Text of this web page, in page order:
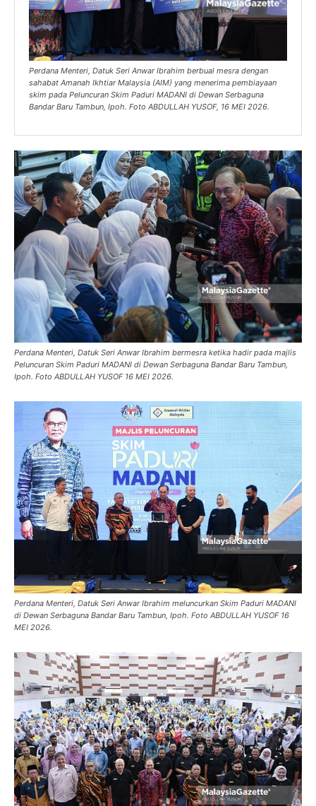
Perdana Menteri, Datuk Seri Anwar Ibrahim berbual mesra dengan
sahabat Amanah Ikhtiar Malaysia (AIM) yang menerima pembiayaan
skim pada Peluncuran Skim Paduri MADANI di Dewan Serbaguna
Bandar Baru Tambun, Ipoh. Foto ABDULLAH YUSOF, 16 MEI 2026.
Perdana Menteri, Datuk Seri Anwar Ibrahim bermesra ketika hadir pada majlis
Peluncuran Skim Paduri MADANI di Dewan Serbaguna Bandar Baru Tambun,
Ipoh. Foto ABDULLAH YUSOF 16 MEI 2026.
Perdana Menteri, Datuk Seri Anwar Ibrahim meluncurkan Skim Paduri MADANI
di Dewan Serbaguna Bandar Baru Tambun, Ipoh. Foto ABDULLAH YUSOF 16
MEI 2026.